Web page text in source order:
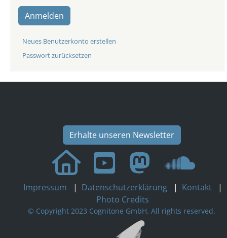
Anmelden
Neues Benutzerkonto erstellen
Passwort zurücksetzen
Erhalte unseren Newsletter
Impressum | Datenschutzerklärung | Kontakt
|
Photo Credits
© Copyright 2023 Cognitone GmbH. All rights reserved.